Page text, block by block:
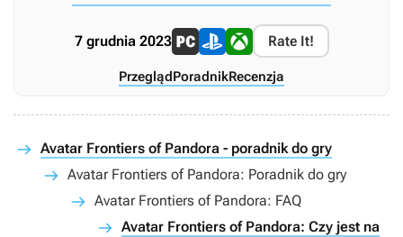
7 grudnia 2023 Rate It!
Przegląd PoradnikRecenzja
Avatar Frontiers of Pandora - poradnik do gry
Avatar Frontiers of Pandora: Poradnik do gry
Avatar Frontiers of Pandora: FAQ
Avatar Frontiers of Pandora: Czy jest na